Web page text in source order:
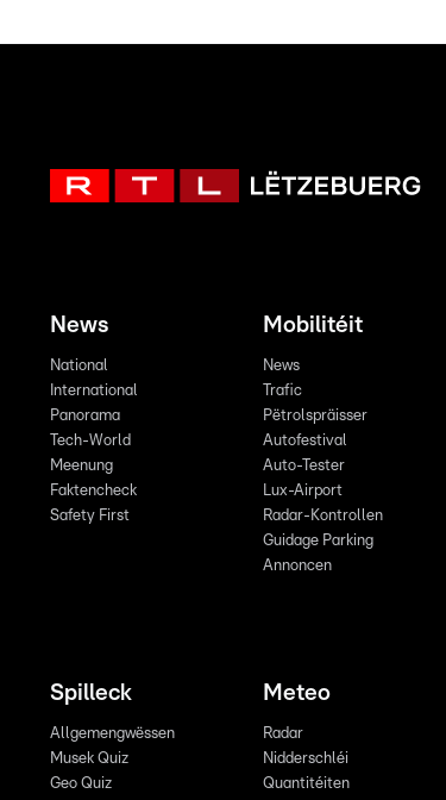
News
National
International
Panorama
Tech-World
Meenung
Faktencheck
Safety First
Mobilitéit
News
Trafic
Pëtrolspräisser
Autofestival
Auto-Tester
Lux-Airport
Radar-Kontrollen
Guidage Parking
Annoncen
Spilleck
Allgemengwëssen
Musek Quiz
Geo Quiz
Meteo
Radar
Nidderschléi
Quantitéiten